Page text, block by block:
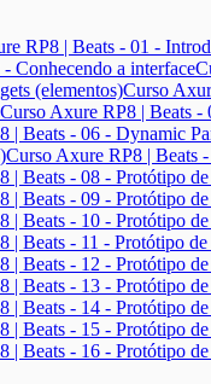
RP8 | Beats - 01 -
Conhecendo a interface
(elementos)Curso
Curso Axure RP8 | Beats -
| Beats - 06 - Dynamic
Curso Axure RP8 | Beats
| Beats - 08 - Protótipo
| Beats - 09 - Protótipo
| Beats - 10 - Protótipo
| Beats - 11 - Protótipo
| Beats - 12 - Protótipo
| Beats - 13 - Protótipo
| Beats - 14 - Protótipo
| Beats - 15 - Protótipo
| Beats - 16 - Protótipo